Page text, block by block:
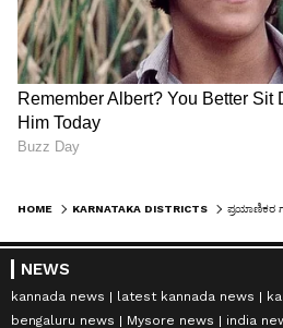
HOME KARNATAKA DISTRICTS ಪ್ರಯಾಣಿಕರ
NEWS
kannada news latest kannada news
bengaluru news
Mysore news
india